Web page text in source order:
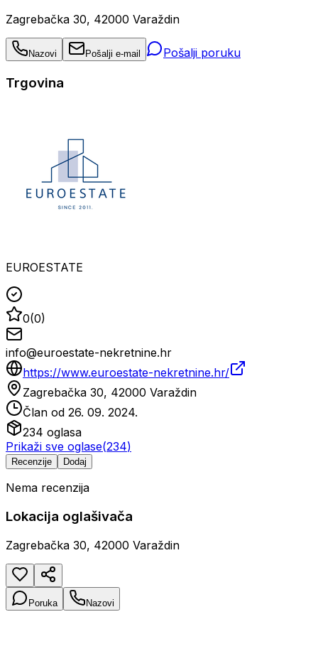
Zagrebačka 30, 42000 Varaždin
Nazovi Pošalji e-mail Pošalji poruku
Trgovina
EUROESTATE
0(0)
info@euroestate-nekretnine.hr
https://www.euroestate-nekretnine.hr/
Zagrebačka 30, 42000 Varaždin
Član od 26. 09. 2024.
234 oglasa
Prikaži sve oglase(234)
Recenzije Dodaj
Nema recenzija
Lokacija oglašivača
Zagrebačka 30, 42000 Varaždin
Poruka Nazovi